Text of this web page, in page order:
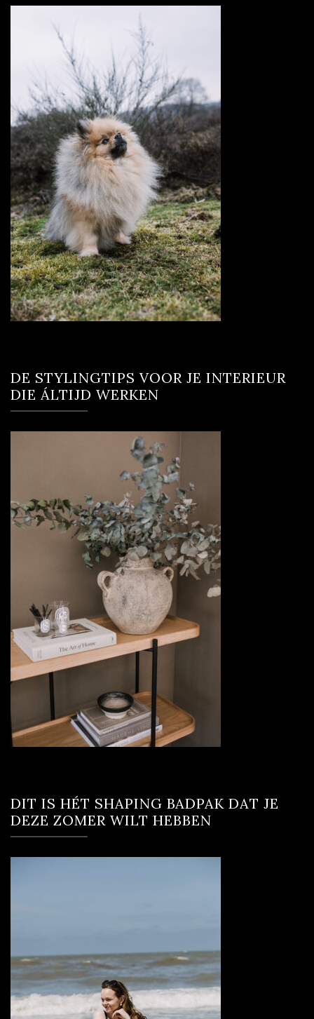
DE STYLINGTIPS VOOR JE INTERIEUR
DIE ÁLTIJD WERKEN
DIT IS HÉT SHAPING BADPAK DAT JE
DEZE ZOMER WILT HEBBEN